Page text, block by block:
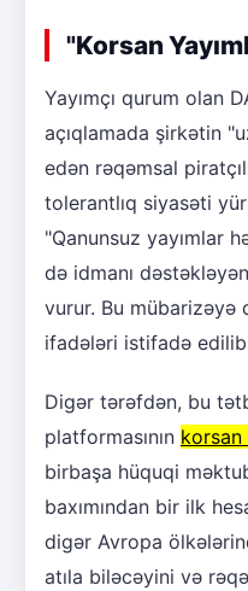
"Korsan
Yayımçı qurum olan
açıqlamada şirkətin
edən rəqəmsal
tolerantlıq siyasəti
"Qanunsuz yayımlar
də idmanı
vurur. Bu
ifadələri istifadə
Digər tərəfdən, bu
platformasının korsan
birbaşa hüquqi
baxımından bir ilk
digər Avropa
atıla biləcəyini və